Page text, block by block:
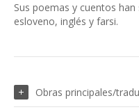
Sus poemas y cuentos
esloveno, inglés y farsi.
Obras principales/